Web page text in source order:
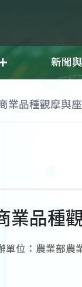
新聞
業品種觀摩與
業品種
單位：農業部農